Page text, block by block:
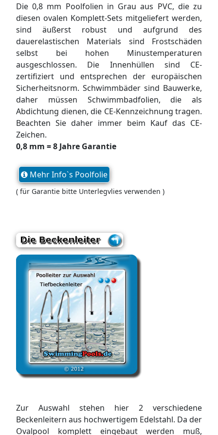
Die 0,8 mm Poolfolien in Grau aus PVC, die zu
diesen ovalen Komplett-Sets mitgeliefert werden,
sind äußerst robust und aufgrund des
dauerelastischen Materials sind Frostschäden
selbst bei hohen Minustemperaturen
ausgeschlossen. Die Innenhüllen sind CE-
zertifiziert und entsprechen der europäischen
Sicherheitsnorm. Schwimmbäder sind Bauwerke,
daher müssen Schwimmbadfolien, die als
Abdichtung dienen, die CE-Kennzeichnung tragen.
Beachten Sie daher immer beim Kauf das CE-
Zeichen.
0,8 mm = 8 Jahre Garantie
Mehr Info`s Poolfolie
( für Garantie bitte Unterlegvlies verwenden )
Zur Auswahl stehen hier 2 verschiedene
Beckenleitern aus hochwertigem Edelstahl. Da der
Ovalpool komplett eingebaut werden muß,